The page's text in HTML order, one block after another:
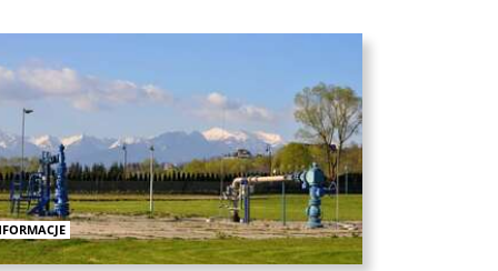
Czy rynek pracy w USA ma
problemy?
Maciej Przygórzewski 6 sierpnia 2026
ANALIZY
Ulga na rynkach: porozumienie
wokół Cieśniny Ormuz?
Michał Stajniak 6 sierpnia 2026